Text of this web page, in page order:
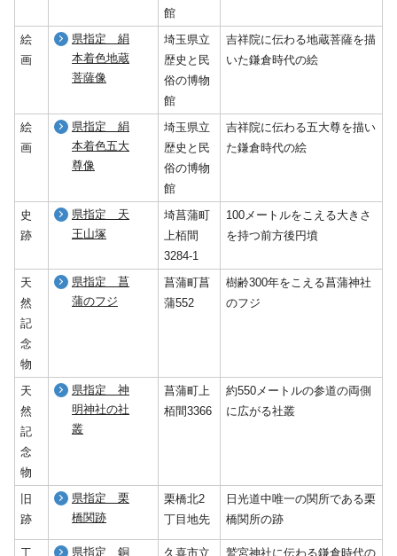
館
絵
画
県指定 絹
本着色地蔵
菩薩像
埼玉県立
歴史と民
俗の博物
館
吉祥院に伝わる地蔵菩薩を描
いた鎌倉時代の絵
絵
画
県指定 絹
本着色五大
尊像
埼玉県立
歴史と民
俗の博物
館
吉祥院に伝わる五大尊を描い
た鎌倉時代の絵
史
跡
県指定 天
王山塚
埼菖蒲町
上栢間
3284-1
100メートルをこえる大きさ
を持つ前方後円墳
天
然
記
念
物
県指定 菖
蒲のフジ
菖蒲町菖
蒲552
樹齢300年をこえる菖蒲神社
のフジ
天
然
記
念
物
県指定 神
明神社の社
叢
菖蒲町上
栢間3366
約550メートルの参道の両側
に広がる社叢
旧
跡
県指定 栗
橋関跡
栗橋北2
丁目地先
日光道中唯一の関所である栗
橋関所の跡
工
県指定 銅
久喜市立
鷲宮神社に伝わる鎌倉時代の